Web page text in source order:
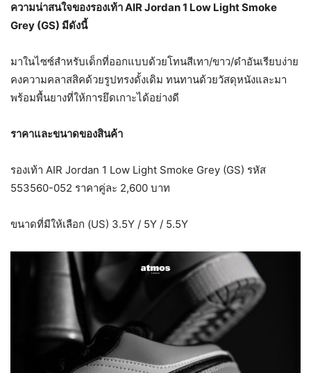
ความน่าสนใจของรองเท้าAIR Jordan 1 Low Light Smoke
Grey (GS) มีดังนี้
มาในไซซ์สำหรับเด็กที่ออกแบบด้วยโทนสีเทา/ขาว/ดำอันเรียบง่าย
คงความคลาสสิคด้วยรูปทรงดั้งเดิม ทนทานด้วยวัสดุหนังและมา
พร้อมพื้นยางที่ให้การยึดเกาะได้อย่างดี
ราคาและขนาดของสินค้า
รองเท้า AIR Jordan 1 Low Light Smoke Grey (GS) รหัส
553560-052 ราคาคู่ละ 2,600 บาท
ขนาดที่มีให้เลือก (US) 3.5Y / 5Y / 5.5Y